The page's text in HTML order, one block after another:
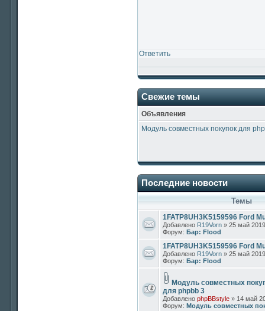
Ответить
Свежие темы
Объявления
Модуль совместных покупок для
Последние новости
Темы
1FATP8UH3K5159596 Ford
Добавлено R19Vorn » 25 май
Форум: Бар: Flood
1FATP8UH3K5159596 Ford
Добавлено R19Vorn » 25 май
Форум: Бар: Flood
Модуль совместных
для phpbb 3
Добавлено phpBBstyle » 14 май
Форум: Модуль совместных